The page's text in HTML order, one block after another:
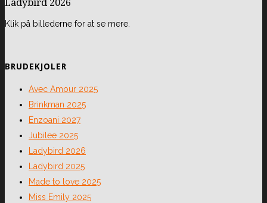
Ladybird 2026
Klik på billederne for at se mere.
BRUDEKJOLER
Avec Amour 2025
Brinkman 2025
Enzoani 2027
Jubilee 2025
Ladybird 2026
Ladybird 2025
Made to love 2025
Miss Emily 2025